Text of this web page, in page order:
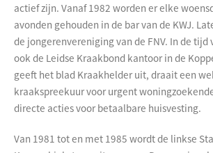
actief zijn. Vanaf 1982 worden er elke
avonden gehouden in de bar van de KWJ.
de jongerenvereniging van de FNV. In de tijd
ook de Leidse Kraakbond kantoor in de
geeft het blad Kraakhelder uit, draait een
kraakspreekuur voor urgent
directe acties voor betaalbare huisvesting.
Van 1981 tot en met 1985 wordt de linkse